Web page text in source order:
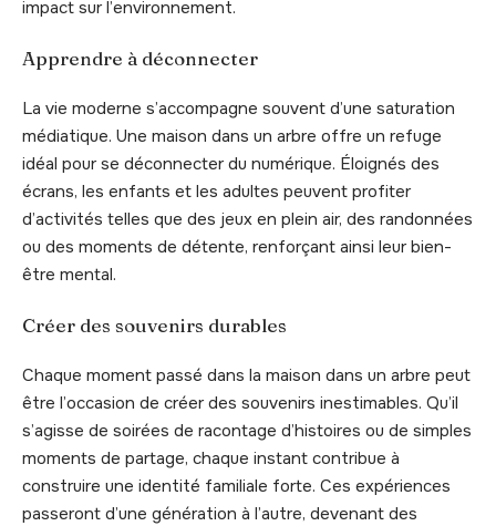
impact sur l’environnement.
Apprendre à déconnecter
La vie moderne s’accompagne souvent d’une saturation
médiatique. Une maison dans un arbre offre un refuge
idéal pour se déconnecter du numérique. Éloignés des
écrans, les enfants et les adultes peuvent profiter
d’activités telles que des jeux en plein air, des randonnées
ou des moments de détente, renforçant ainsi leur bien-
être mental.
Créer des souvenirs durables
Chaque moment passé dans la maison dans un arbre peut
être l’occasion de créer des souvenirs inestimables. Qu’il
s’agisse de soirées de racontage d’histoires ou de simples
moments de partage, chaque instant contribue à
construire une identité familiale forte. Ces expériences
passeront d’une génération à l’autre, devenant des